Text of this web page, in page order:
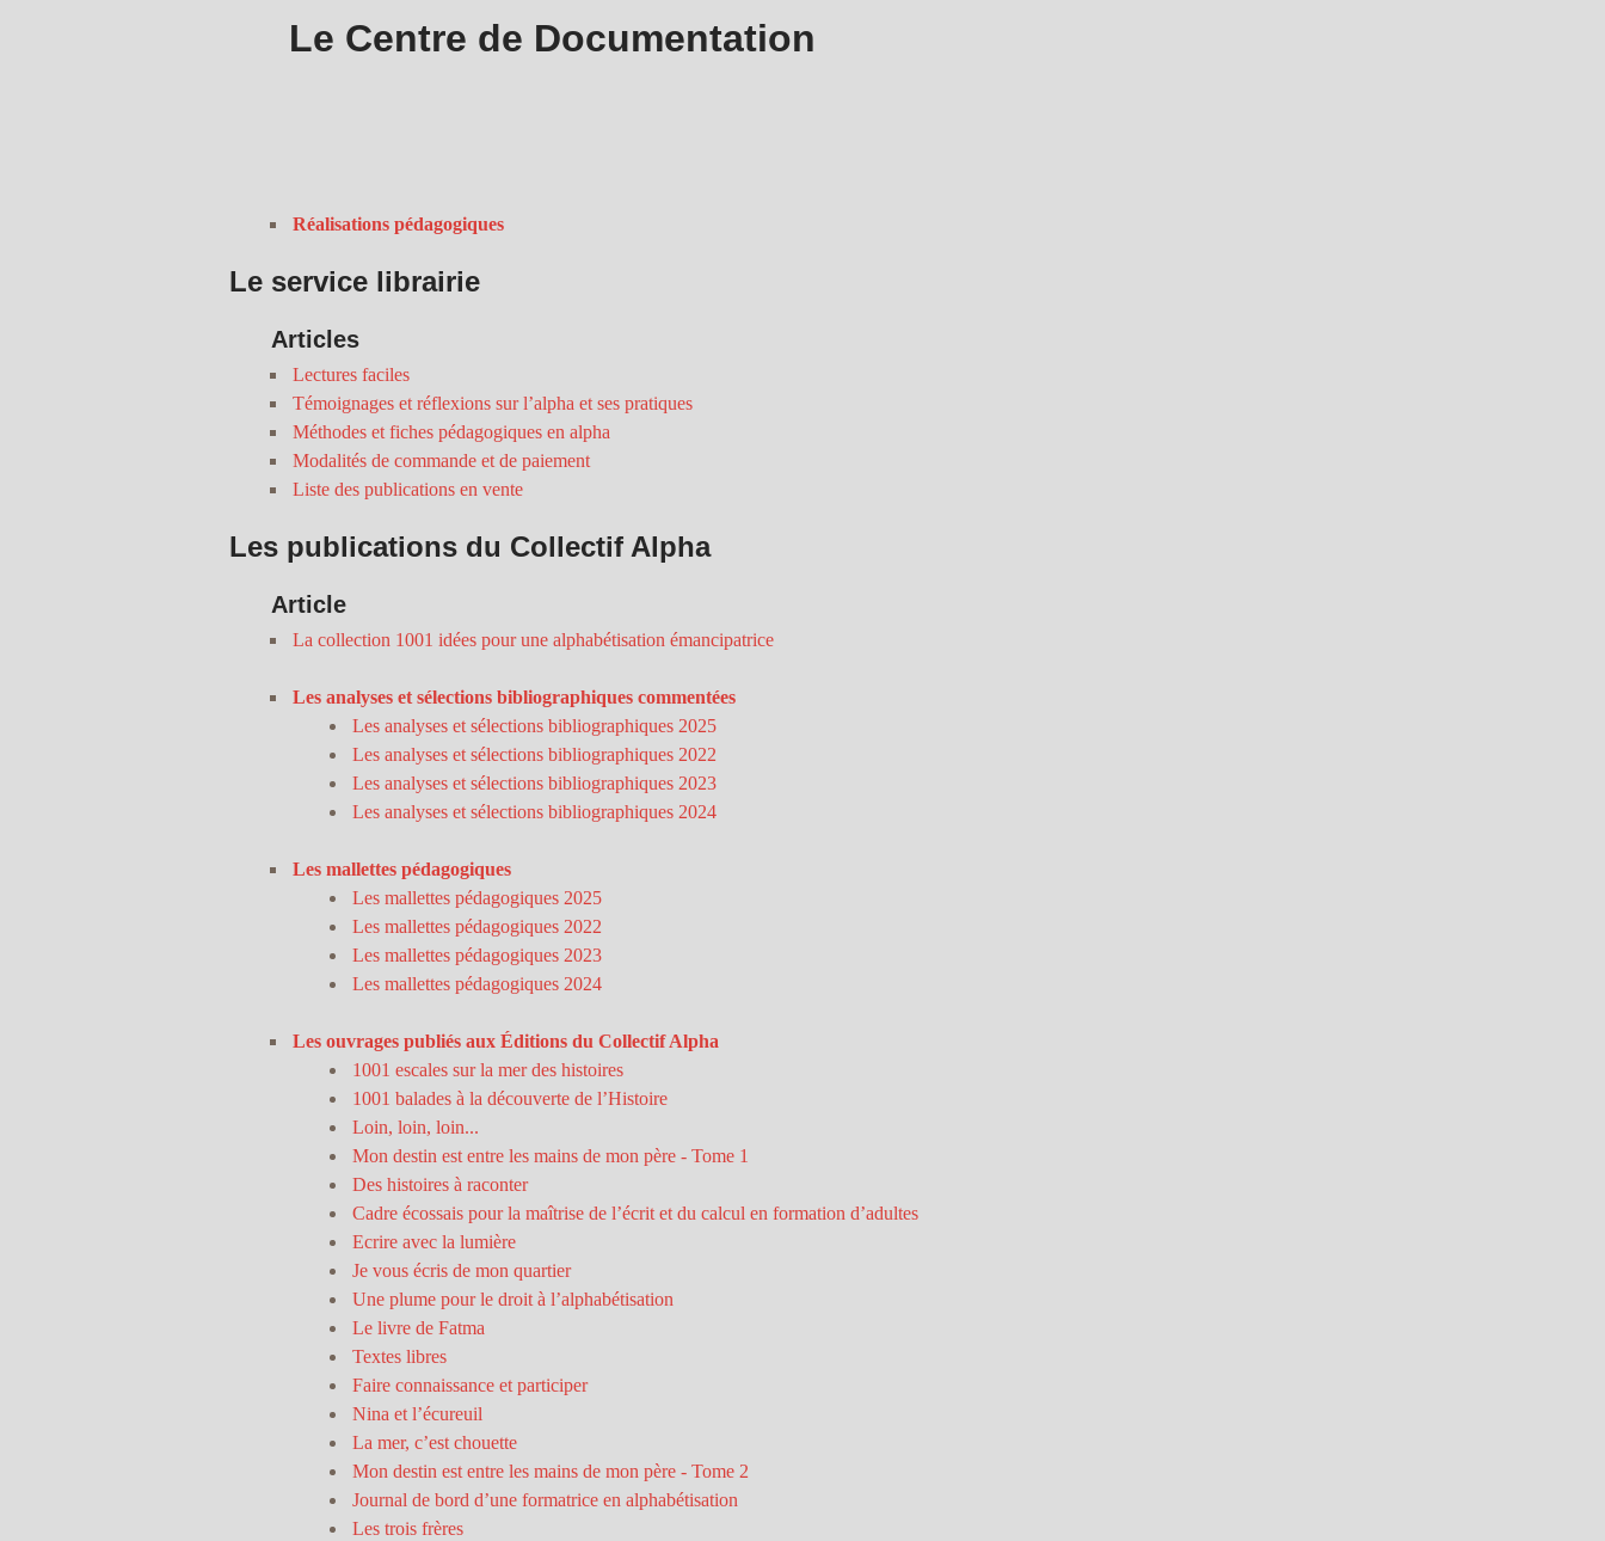
Le Centre de Documentation
Réalisations pédagogiques
Le service librairie
Articles
Lectures faciles
Témoignages et réflexions sur l’alpha et ses pratiques
Méthodes et fiches pédagogiques en alpha
Modalités de commande et de paiement
Liste des publications en vente
Les publications du Collectif Alpha
Article
La collection 1001 idées pour une alphabétisation émancipatrice
Les analyses et sélections bibliographiques commentées
Les analyses et sélections bibliographiques 2025
Les analyses et sélections bibliographiques 2022
Les analyses et sélections bibliographiques 2023
Les analyses et sélections bibliographiques 2024
Les mallettes pédagogiques
Les mallettes pédagogiques 2025
Les mallettes pédagogiques 2022
Les mallettes pédagogiques 2023
Les mallettes pédagogiques 2024
Les ouvrages publiés aux Éditions du Collectif Alpha
1001 escales sur la mer des histoires
1001 balades à la découverte de l’Histoire
Loin, loin, loin...
Mon destin est entre les mains de mon père - Tome 1
Des histoires à raconter
Cadre écossais pour la maîtrise de l’écrit et du calcul en formation d’adultes
Ecrire avec la lumière
Je vous écris de mon quartier
Une plume pour le droit à l’alphabétisation
Le livre de Fatma
Textes libres
Faire connaissance et participer
Nina et l’écureuil
La mer, c’est chouette
Mon destin est entre les mains de mon père - Tome 2
Journal de bord d’une formatrice en alphabétisation
Les trois frères